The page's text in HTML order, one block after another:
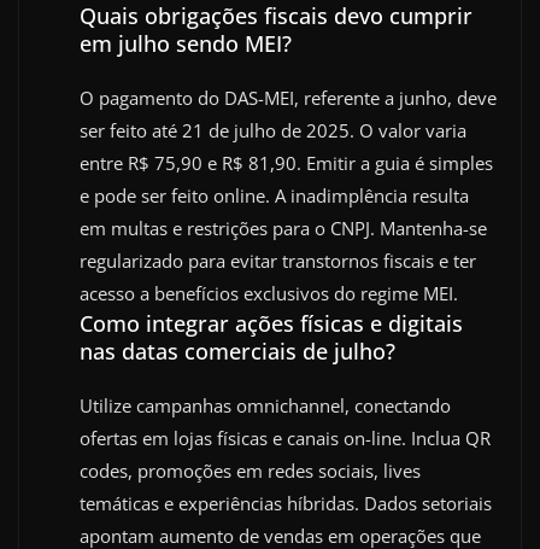
Quais obrigações fiscais devo cumprir
em julho sendo MEI?
O pagamento do DAS-MEI, referente a junho, deve
ser feito até 21 de julho de 2025. O valor varia
entre R$ 75,90 e R$ 81,90. Emitir a guia é simples
e pode ser feito online. A inadimplência resulta
em multas e restrições para o CNPJ. Mantenha-se
regularizado para evitar transtornos fiscais e ter
acesso a benefícios exclusivos do regime MEI.
Como integrar ações físicas e digitais
nas datas comerciais de julho?
Utilize campanhas omnichannel, conectando
ofertas em lojas físicas e canais on-line. Inclua QR
codes, promoções em redes sociais, lives
temáticas e experiências híbridas. Dados setoriais
apontam aumento de vendas em operações que